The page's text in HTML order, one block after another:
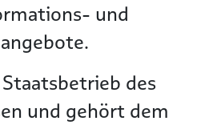
und
des
und gehört dem